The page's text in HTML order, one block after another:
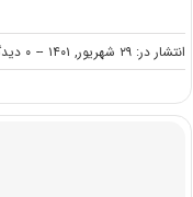
انتشار در: ۲۹ شهریور, ۱۴۰۱ -- ۰ دیدگاه